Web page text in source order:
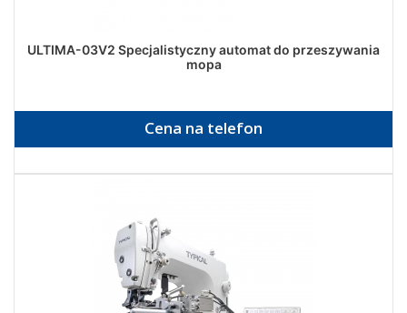
ULTIMA-03V2 Specjalistyczny automat do przeszywania
mopa
Cena na telefon